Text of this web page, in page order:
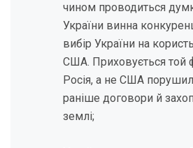
чином проводиться
України винна
вибір України на
США. Приховується той
Росія, а не США
раніше договори й
землі;